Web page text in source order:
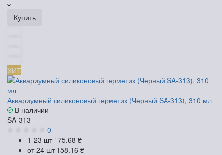
Купить
ХИТ
Аквариумный силиконовый герметик (Черный SA-313), 310 мл
В наличии
SA-313
0
1-23 шт 175.68 ₴
от 24 шт 158.16 ₴